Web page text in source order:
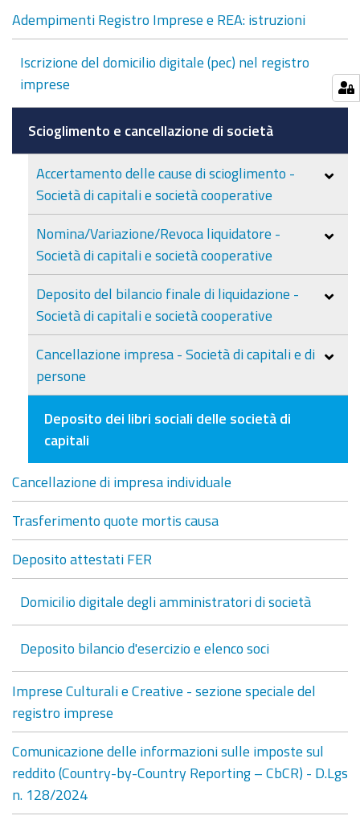
Adempimenti Registro Imprese e REA: istruzioni
Iscrizione del domicilio digitale (pec) nel registro
imprese
Scioglimento e cancellazione di società
Accertamento delle cause di scioglimento -
Società di capitali e società cooperative
Nomina/Variazione/Revoca liquidatore -
Società di capitali e società cooperative
Deposito del bilancio finale di liquidazione -
Società di capitali e società cooperative
Cancellazione impresa - Società di capitali e di
persone
Deposito dei libri sociali delle società di
capitali
Cancellazione di impresa individuale
Trasferimento quote mortis causa
Deposito attestati FER
Domicilio digitale degli amministratori di società
Deposito bilancio d'esercizio e elenco soci
Imprese Culturali e Creative - sezione speciale del
registro imprese
Comunicazione delle informazioni sulle imposte sul
reddito (Country-by-Country Reporting – CbCR) - D.Lgs
n. 128/2024